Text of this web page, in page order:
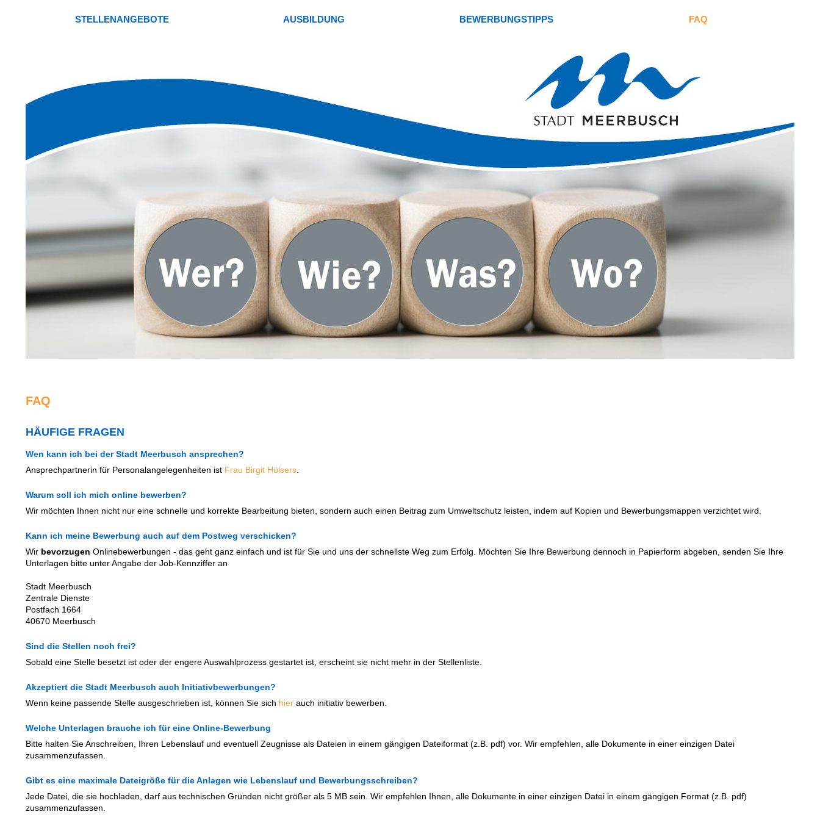
STELLENANGEBOTE AUSBILDUNG BEWERBUNGSTIPPS FAQ
FAQ
HÄUFIGE FRAGEN
Wen kann ich bei der Stadt Meerbusch ansprechen?
Ansprechpartnerin für Personalangelegenheiten ist Frau Birgit Hülsers
Warum soll ich mich online bewerben?
Wir möchten Ihnen nicht nur eine schnelle und korrekte Bearbeitung bieten, sondern auch einen Beitrag zum Umweltschutz leisten, indem auf Kopien und Bewerbungsmappen verzichtet wird.
Kann ich meine Bewerbung auch auf dem Postweg verschicken?
Wir bevorzugen Onlinebewerbungen - das geht ganz einfach und ist für Sie und uns der schnellste Weg zum Erfolg. Möchten Sie Ihre Bewerbung dennoch in Papierform abgeben, senden Sie Ihre
Unterlagen bitte unter Angabe der Job-Kennziffer an
Stadt Meerbusch
Zentrale Dienste
Postfach 1664
40670 Meerbusch
Sind die Stellen noch frei?
Sobald eine Stelle besetzt ist oder der engere Auswahlprozess gestartet ist, erscheint sie nicht mehr in der Stellenliste.
Akzeptiert die Stadt Meerbusch auch Initiativbewerbungen?
Wenn keine passende Stelle ausgeschrieben ist, können Sie sich hier auch initiativ bewerben.
Welche Unterlagen brauche ich für eine Online-Bewerbung
Bitte halten Sie Anschreiben, Ihren Lebenslauf und eventuell Zeugnisse als Dateien in einem gängigen Dateiformat (z.B. pdf) vor. Wir empfehlen, alle Dokumente in einer einzigen Datei
zusammenzufassen.
Gibt es eine maximale Dateigröße für die Anlagen wie Lebenslauf und Bewerbungsschreiben?
Jede Datei, die sie hochladen, darf aus technischen Gründen nicht größer als 5 MB sein. Wir empfehlen Ihnen, alle Dokumente in einer einzigen Datei in einem gängigen Format (z.B. pdf)
zusammenzufassen.